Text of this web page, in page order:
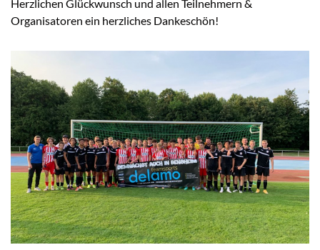
Herzlichen Glückwunsch und allen Teilnehmern &
Organisatoren ein herzliches Dankeschön!